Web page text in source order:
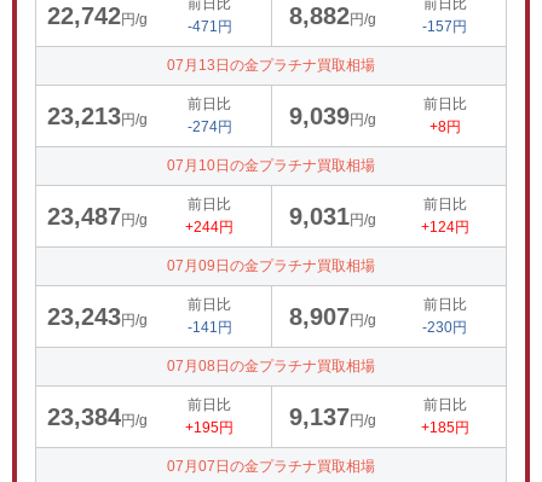
22,742円/g
前日比
-471円
8,882円/g
前日比
-157円
07月13日の金プラチナ買取相場
23,213円/g
前日比
-274円
9,039円/g
前日比
+8円
07月10日の金プラチナ買取相場
23,487円/g
前日比
+244円
9,031円/g
前日比
+124円
07月09日の金プラチナ買取相場
23,243円/g
前日比
-141円
8,907円/g
前日比
-230円
07月08日の金プラチナ買取相場
23,384円/g
前日比
+195円
9,137円/g
前日比
+185円
07月07日の金プラチナ買取相場